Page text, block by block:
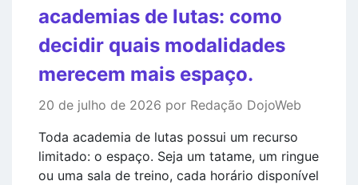
academias de lutas: como
decidir quais modalidades
merecem mais espaço.
20 de julho de 2026 por Redação DojoWeb
Toda academia de lutas possui um recurso
limitado: o espaço. Seja um tatame, um ringue
ou uma sala de treino, cada horário disponível